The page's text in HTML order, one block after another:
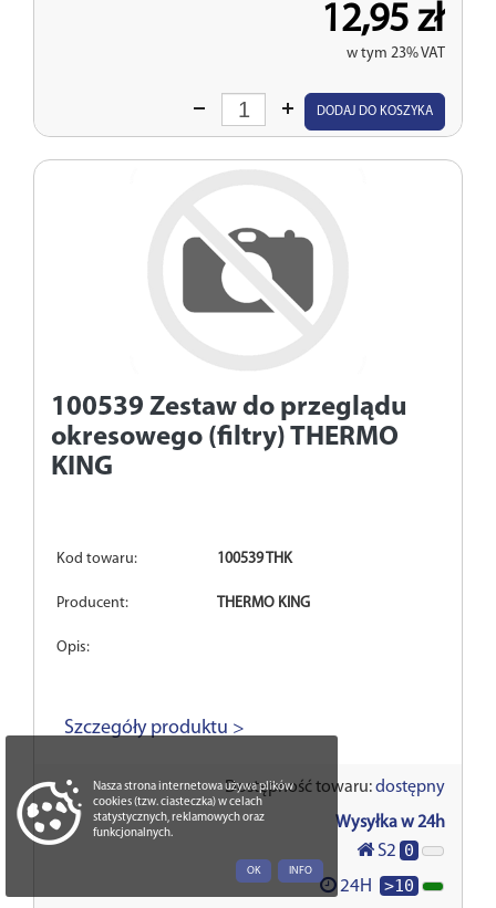
12,95 zł
w tym 23% VAT
Wprowadź
DODAJ DO KOSZYKA
100539 Zestaw do przeglądu
okresowego (filtry) THERMO
KING
Kod towaru: 100539 THK
Producent: THERMO KING
Opis:
Szczegóły produktu >
Dostępność towaru:dostępny
Wysyłka w 24h
S2 0
24H >10
Nasza strona internetowa używa plików
cookies (tzw. ciasteczka) w celach
statystycznych, reklamowych oraz
funkcjonalnych.
INFO
OK